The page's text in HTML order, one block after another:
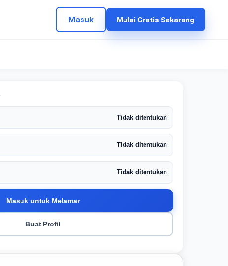
Masuk Mulai Gratis Sekarang
Tidak ditentukan
Tidak ditentukan
Tidak ditentukan
Masuk untuk Melamar
Buat Profil